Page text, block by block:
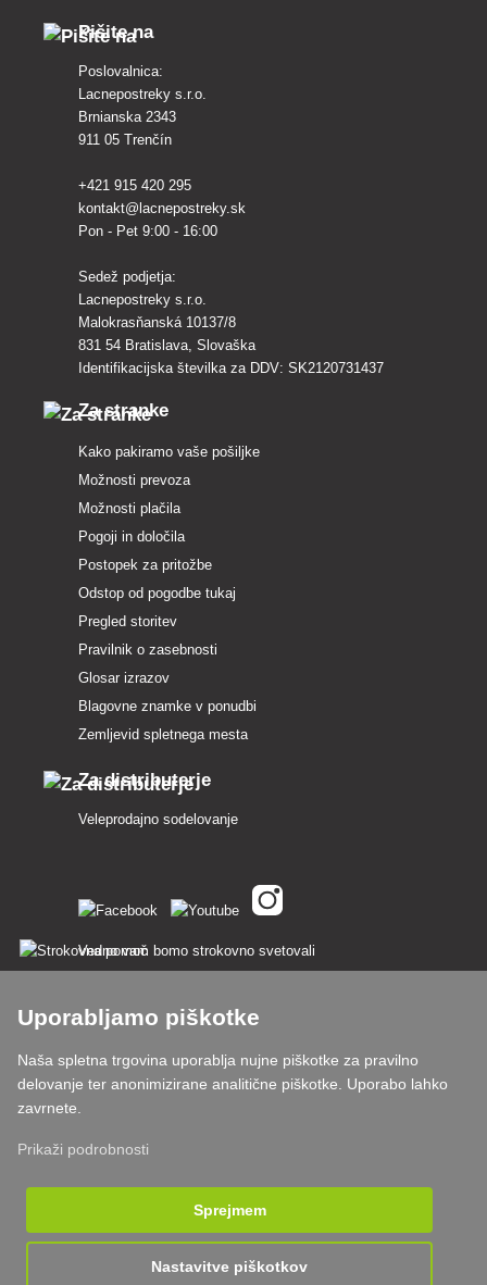
Pišite na
Poslovalnica:
Lacnepostreky s.r.o.
Brnianska 2343
911 05 Trenčín
+421 915 420 295
kontakt@lacnepostreky.sk
Pon - Pet 9:00 - 16:00
Sedež podjetja:
Lacnepostreky s.r.o.
Malokrasňanská 10137/8
831 54 Bratislava, Slovaška
Identifikacijska številka za DDV: SK2120731437
Za stranke
Kako pakiramo vaše pošiljke
Možnosti prevoza
Možnosti plačila
Pogoji in določila
Postopek za pritožbe
Odstop od pogodbe tukaj
Pregled storitev
Pravilnik o zasebnosti
Glosar izrazov
Blagovne znamke v ponudbi
Zemljevid spletnega mesta
Za distributerje
Veleprodajno sodelovanje
Vedno vam bomo strokovno svetovali
85 % blaga na zalogi
Uporabljamo piškotke
Naša spletna trgovina uporablja nujne piškotke za pravilno
delovanje ter anonimizirane analitične piškotke. Uporabo lahko
zavrnete.
Prikaži podrobnosti
Sprejmem
Nastavitve piškotkov